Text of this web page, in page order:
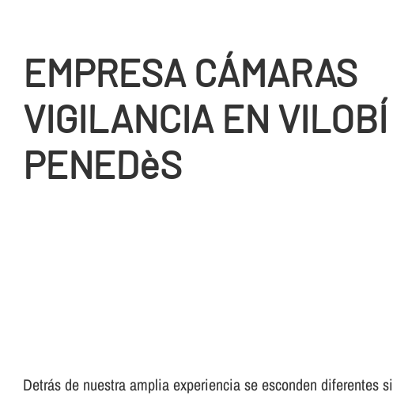
EMPRESA CÁMARAS
VIGILANCIA EN
PENEDèS
Detrás de nuestra amplia experiencia se esconden diferentes